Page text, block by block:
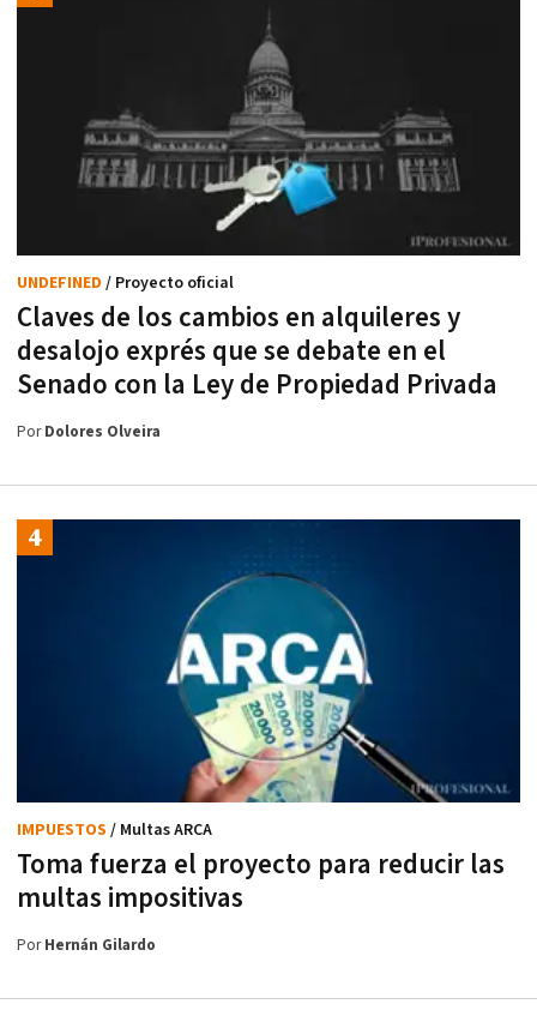
Claves de los cambios en alquileres y
desalojo exprés que se debate en el
Senado con la Ley de Propiedad Privada
UNDEFINED / Proyecto oficial
PorDolores Olveira
Toma fuerza el proyecto para reducir las
multas impositivas
IMPUESTOS / Multas ARCA
PorHernán Gilardo